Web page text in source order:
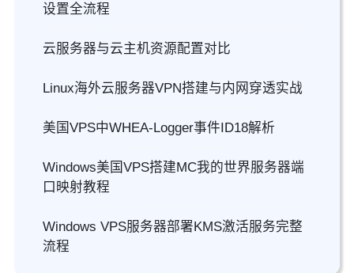
设置全流程
云服务器与云主机资源配置对比
Linux海外云服务器VPN搭建与内网穿透实战
美国VPS中WHEA-Logger事件ID18解析
Windows美国VPS搭建MC我的世界服务器端
口映射教程
Windows VPS服务器部署KMS激活服务完整
流程